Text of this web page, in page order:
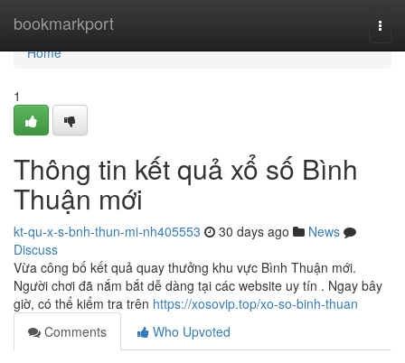
bookmarkport
Home
Home
1
Thông tin kết quả xổ số Bình
Thuận mới
kt-qu-x-s-bnh-thun-mi-nh405553 30 days ago
News
Discuss
Vừa công bố kết quả quay thưởng khu vực Bình Thuận mới.
Người chơi đã nắm bắt dễ dàng tại các website uy tín . Ngay bây
giờ, có thể kiểm tra trên https://xosovip.top/xo-so-binh-thuan
Comments
Who Upvoted